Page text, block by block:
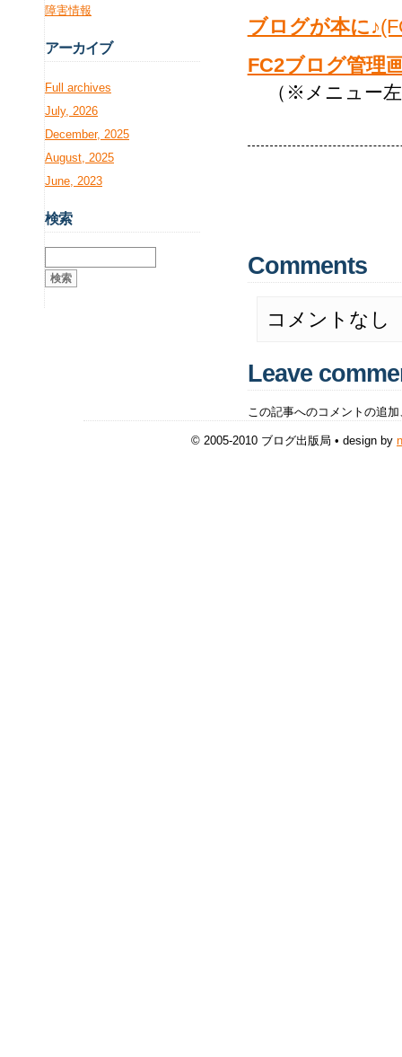
ブログが本に♪
FC2ブログ管理
（※メニュー
Comments
コメントなし
Leave
この記事へのコメントの追
障害情報
アーカイブ
Full archives
July, 2026
December, 2025
August, 2025
June, 2023
検索
© 2005-2010 ブログ出版局 • design by